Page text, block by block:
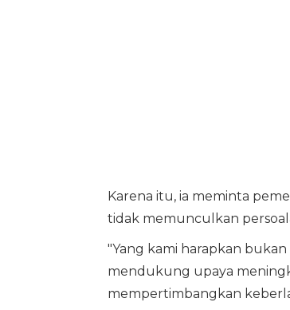
Karena itu, ia meminta
tidak memunculkan
"Yang kami harapkan
mendukung upaya
mempertimbangkan